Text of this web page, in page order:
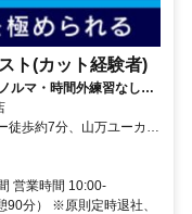
ト(カット経験者)
ルマ・時間外練習なし！
徒歩約7分、山万ユーカリ
丘北口徒歩約13分
営業時間 10:00-
90分） ※原則定時退社、